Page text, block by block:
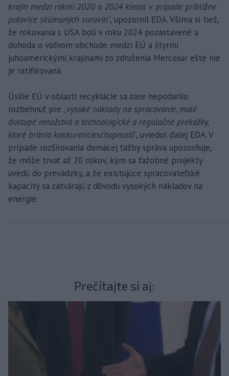
krajín medzi rokmi 2020 a 2024 klesol v prípade približne
polovice skúmaných surovín“, upozornil EDA. Všíma si tiež,
že rokovania s USA boli v roku 2024 pozastavené a
dohoda o voľnom obchode medzi EÚ a štyrmi
juhoamerickými krajinami zo združenia Mercosur ešte nie
je ratifikovaná.
Úsilie EÚ v oblasti recyklácie sa zase nepodarilo
rozbehnúť pre „vysoké náklady na spracovanie, malé
dostupé množstvá a technologické a regulačné prekážky,
ktoré bránia konkurencieschopnosti“, uviedol ďalej EDA. V
prípade rozširovania domácej ťažby správa upozorňuje,
že môže trvať až 20 rokov, kým sa ťažobné projekty
uvedú do prevádzky, a že existujúce spracovateľské
kapacity sa zatvárajú z dôvodu vysokých nákladov na
energie.
Prečítajte si aj: